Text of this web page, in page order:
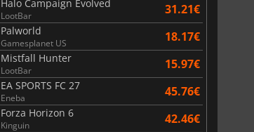
Halo Campaign Evolved
LootBar 31.21€
Palworld
Gamesplanet US 18.17€
Mistfall Hunter
LootBar 15.97€
EA SPORTS FC 27
Eneba 45.76€
Forza Horizon 6
Kinguin 42.46€